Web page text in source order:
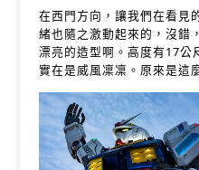
在西門方向，讓我們在看見
緒也隨之激動起來的，沒錯
漂亮的造型啊。高度有17公
實在是威風凜凜。原來是這